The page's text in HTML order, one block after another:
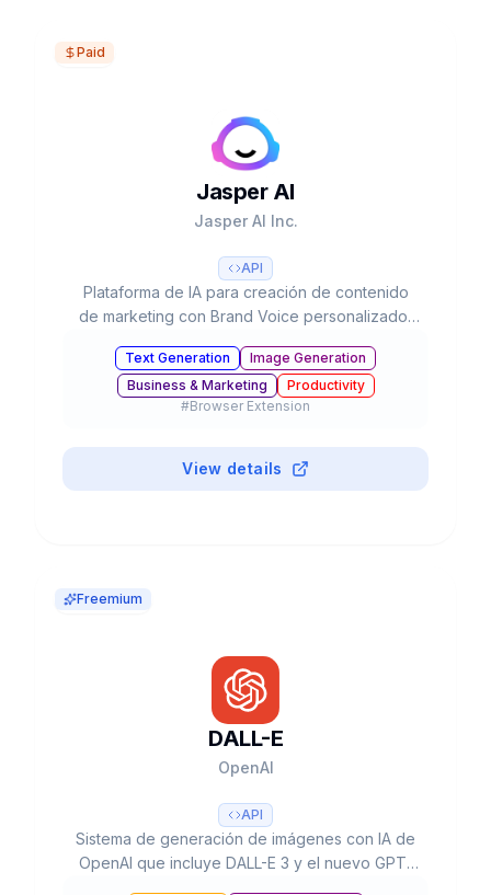
Paid
Jasper AI
Jasper AI Inc.
API
Plataforma de IA para creación de contenido
de marketing con Brand Voice personalizado,
en equipo. Usado por 20% del Fortune 500.
Text Generation
Image Generation
Business & Marketing
Productivity
#Browser Extension
View details
Freemium
DALL-E
OpenAI
API
Sistema de generación de imágenes con IA de
OpenAI que incluye DALL-E 3 y el nuevo GPT-